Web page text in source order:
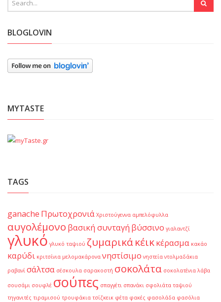
BLOGLOVIN
MYTASTE
TAGS
ganache Πρωτοχρονιά Χριστούγεννα αμπελόφυλλα
αυγολέμονο βασική συνταγή βύσσινο γιαλαντζί
γλυκό γλυκό ταψιού ζυμαρικάκέικκέρασμα κακάο
καρύδι κριτσίνια μελομακάρονα νηστίσιμο νηστεία ντολμαδάκια
ραβανί σάλτσα σέσκουλα σαρακοστή σοκολάτα σοκολατένια λάβα
σουσάμι σουφλέ σούπες σπαγγέτι σπανάκι σφολιάτα ταψιού
τηγανιτές τιραμισού τρουφάκια τσίζκεικ φέτα φακές φασολάδα φασόλια